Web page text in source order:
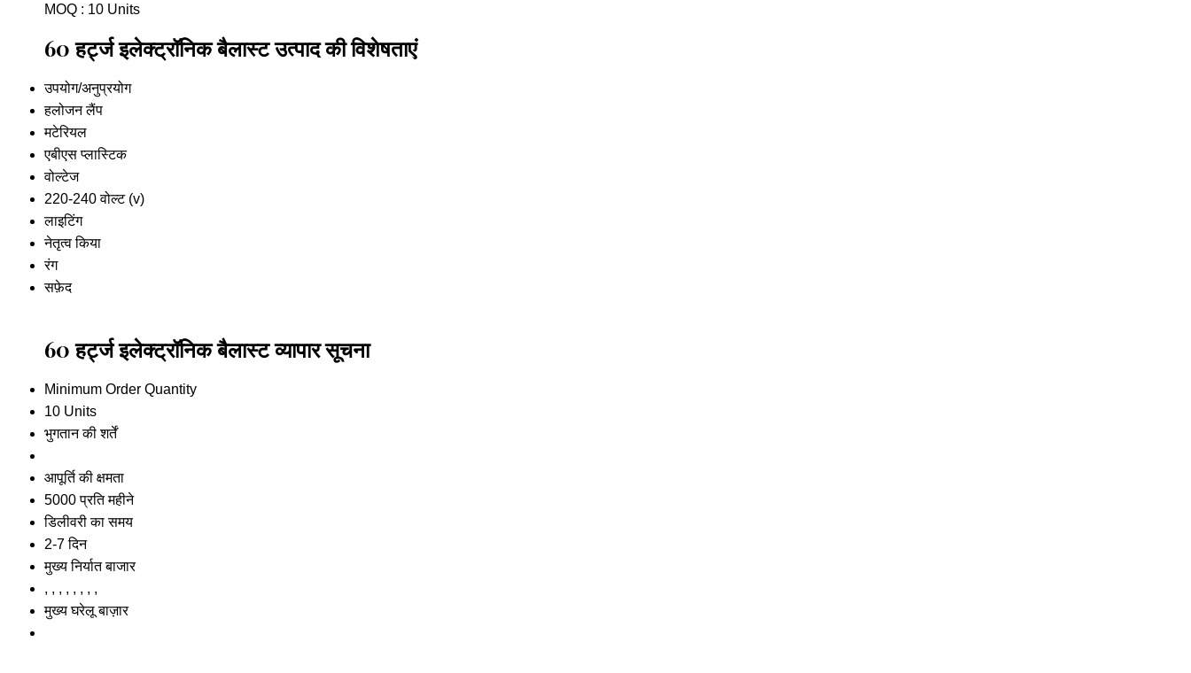
MOQ : 10 Units
60 हर्ट्ज इलेक्ट्रॉनिक बैलास्ट उत्पाद की विशेषताएं
उपयोग/अनुप्रयोग
हलोजन लैंप
मटेरियल
एबीएस प्लास्टिक
वोल्टेज
220-240 वोल्ट (v)
लाइटिंग
नेतृत्व किया
रंग
सफ़ेद
60 हर्ट्ज इलेक्ट्रॉनिक बैलास्ट व्यापार सूचना
Minimum Order Quantity
10 Units
भुगतान की शर्तें
आपूर्ति की क्षमता
5000 प्रति महीने
डिलीवरी का समय
2-7 दिन
मुख्य निर्यात बाजार
, , , , , , , ,
मुख्य घरेलू बाज़ार